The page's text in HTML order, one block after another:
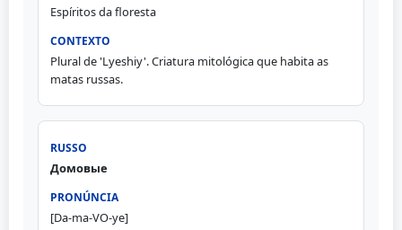
Espíritos da floresta
Plural de 'Lyeshiy'. Criatura mitológica que habita as
matas russas.
Домовые
[Da-ma-VO-ye]